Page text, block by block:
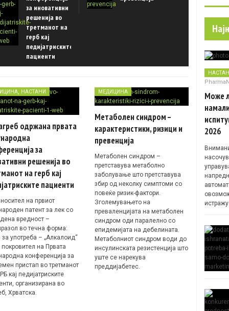
за иновативни
решенија во
третманот на
герб кај
педијатриските
пациенти
дел)
, НАСТАНИ
одржана првата
за
решенија во
на герб кај
пациенти
на првиот
патент за лек со
вредност –
во течна форма:
за употреба – „Алкалоид“
на Првата
конференција за
пристап во третманот
кај педијатриските
организирана во
Хрватска.
МЕДИЦИНА
Метаболен синдром –
карактеристики, ризици и
превенција
Метаболен синдром –
претставува метаболно
заболување што претставува
збир од неколку симптоми со
повеќе ризик-фактори.
Зголемувањето на
преваленцијата на метаболен
синдром оди паралелно со
епидемијата на дебелината.
Метаболниот синдром води до
инсулинската резистенција што
уште се нарекува
преддијабетес.
Може
2026